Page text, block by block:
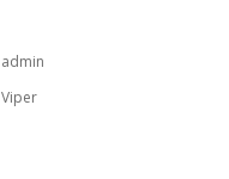
admin
Viper